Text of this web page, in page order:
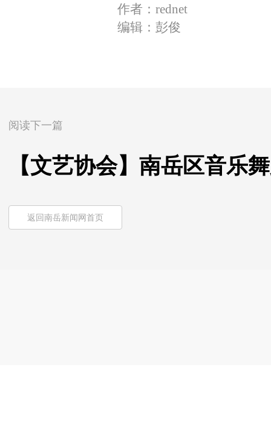
作者：rednet
编辑：彭俊
阅读下一篇
【文艺协会】南岳区音乐
返回南岳新闻网首页